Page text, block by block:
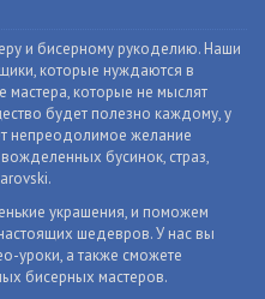
и бисерному рукоделию. Наши
которые нуждаются в
которые не мыслят
будет полезно каждому, у
непреодолимое желание
вожделенных бусинок, страз,
украшения, и поможем
шедевров. У нас вы
уроки, а также сможете
бисерных мастеров.